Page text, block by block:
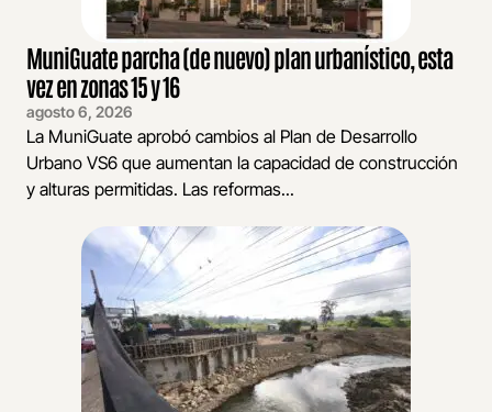
MuniGuate parcha (de nuevo) plan urbanístico, esta
vez en zonas 15 y 16
agosto 6, 2026
La MuniGuate aprobó cambios al Plan de Desarrollo
Urbano VS6 que aumentan la capacidad de construcción
y alturas permitidas. Las reformas...